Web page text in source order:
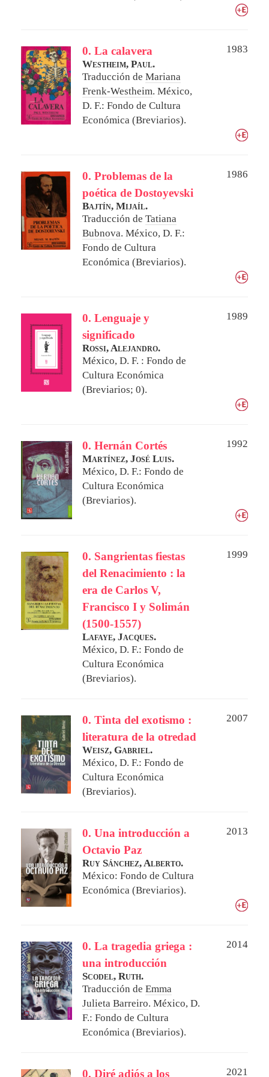
0. La calavera
1983
Westheim, Paul.
Traducción de Mariana
Frenk-Westheim. México,
D. F.: Fondo de Cultura
Económica (Breviarios).
0. Problemas de la
poética de Dostoyevski
1986
Bajtín, Mijaíl.
Traducción de Tatiana
Bubnova. México, D. F.:
Fondo de Cultura
Económica (Breviarios).
0. Lenguaje y
significado
1989
Rossi, Alejandro.
México, D. F. : Fondo de
Cultura Económica
(Breviarios; 0).
0. Hernán Cortés
1992
Martínez, José Luis.
México, D. F.: Fondo de
Cultura Económica
(Breviarios).
0. Sangrientas fiestas
del Renacimiento : la
era de Carlos V,
Francisco I y Solimán
(1500-1557)
1999
Lafaye, Jacques.
México, D. F.: Fondo de
Cultura Económica
(Breviarios).
0. Tinta del exotismo :
literatura de la otredad
2007
Weisz, Gabriel.
México, D. F.: Fondo de
Cultura Económica
(Breviarios).
0. Una introducción a
Octavio Paz
2013
Ruy Sánchez, Alberto.
México: Fondo de Cultura
Económica (Breviarios).
0. La tragedia griega :
una introducción
2014
Scodel, Ruth.
Traducción de Emma
Julieta Barreiro. México, D.
F.: Fondo de Cultura
Económica (Breviarios).
0. Diré adiós a los
2021